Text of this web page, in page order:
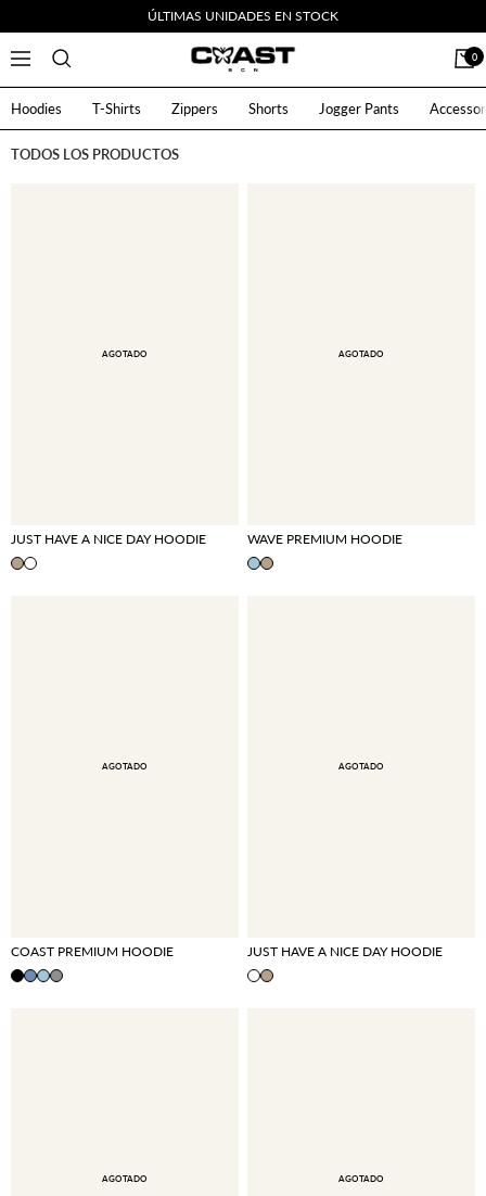
al
contenido
ÚLTIMAS UNIDADES EN STOCK
Navigación CoastBcn 0
Hoodies T-Shirts Zippers Shorts Jogger Pants
TODOS LOS PRODUCTOS
AGOTADO
JUST HAVE A NICE DAY HOODIE
AGOTADO
WAVE PREMIUM HOODIE
AGOTADO
COAST PREMIUM HOODIE
AGOTADO
JUST HAVE A NICE DAY HOODIE
AGOTADO AGOTADO